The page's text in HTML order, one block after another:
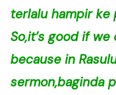
terlalu hampir ke
So,it’s good if
because in
sermon,baginda